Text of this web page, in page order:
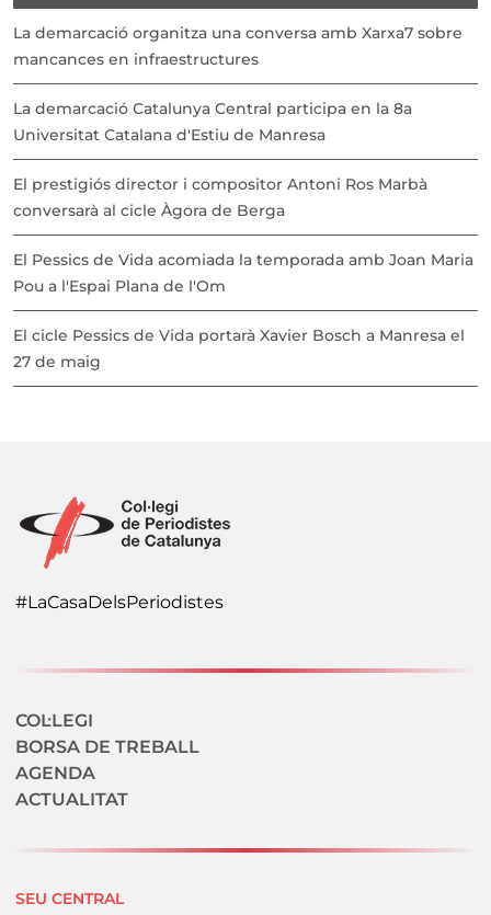
La demarcació organitza una conversa amb Xarxa7 sobre
mancances en infraestructures
La demarcació Catalunya Central participa en la 8a
Universitat Catalana d'Estiu de Manresa
El prestigiós director i compositor Antoni Ros Marbà
conversarà al cicle Àgora de Berga
El Pessics de Vida acomiada la temporada amb Joan Maria
Pou a l'Espai Plana de l'Om
El cicle Pessics de Vida portarà Xavier Bosch a Manresa el
27 de maig
#LaCasaDelsPeriodistes
Navegació secundaria
COL·LEGI
BORSA DE TREBALL
AGENDA
ACTUALITAT
SEU CENTRAL